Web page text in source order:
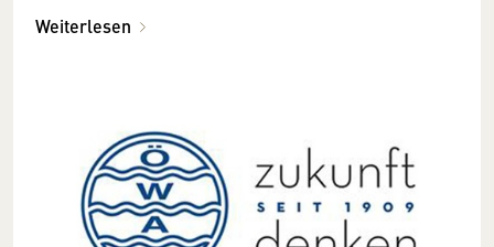
Weiterlesen